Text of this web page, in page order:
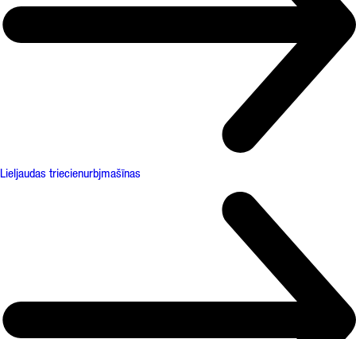
Lieljaudas triecienurbjmašīnas